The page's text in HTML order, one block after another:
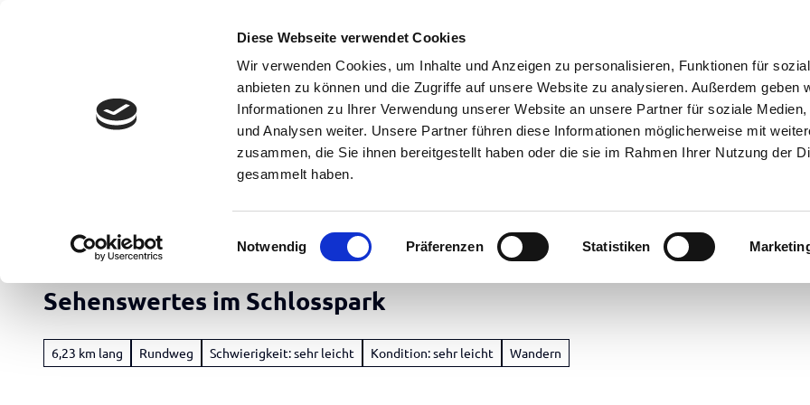
Diese Webseite verwendet Cookies
Wir verwenden Cookies, um Inhalte und Anzeigen zu personalisieren, Funktionen für
anbieten zu können und die Zugriffe auf unsere Website zu analysieren. Außerdem geben
Informationen zu Ihrer Verwendung unserer Website an unsere Partner für soziale Medien,
und Analysen weiter. Unsere Partner führen diese Informationen möglicherweise mit
zusammen, die Sie ihnen bereitgestellt haben oder die sie im Rahmen Ihrer Nutzung der
gesammelt haben.
i
w
l
l
Notwendig Präferenzen Statistiken
&
Aktiv
Übersicht
Freizeit
Buchen
Sehenswertes im Schlosspark
6,23 km lang Rundweg Schwierigkeit: sehr leicht Kondition: sehr leicht Wandern